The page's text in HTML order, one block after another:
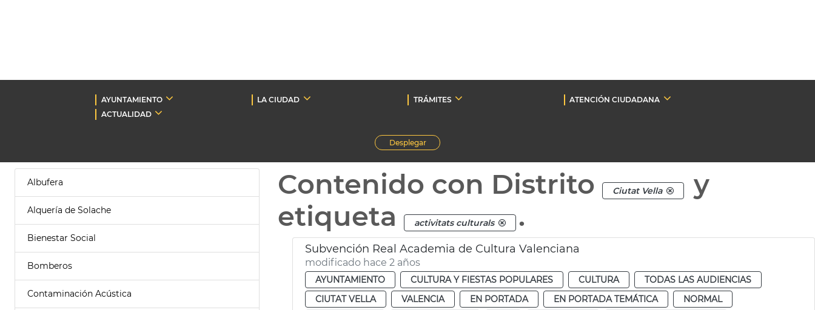
AYUNTAMIENTO LA CIUDAD TRÁMITES
ATENCIÓN CIUDADANA
ACTUALIDAD
Desplegar
Albufera
Alquería de Solache
Bienestar Social
Bomberos
Contaminación Acústica
Contenido con Distrito Ciutat Vella
y
etiqueta
activitats culturals .
Subvención Real Academia de Cultura Valenciana
modificado hace 2 años
AYUNTAMIENTO CULTURA Y FIESTAS POPULARES CULTURA
TODAS LAS AUDIENCIAS
CIUTAT VELLA
VALENCIA EN PORTADA EN PORTADA TEMÁTICA
NORMAL